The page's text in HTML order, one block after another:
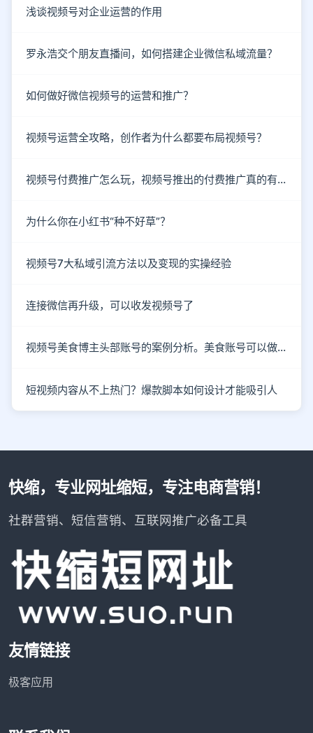
浅谈视频号对企业运营的作用
罗永浩交个朋友直播间，如何搭建企业微信私域流量？
如何做好微信视频号的运营和推广？
视频号运营全攻略，创作者为什么都要布局视频号？
视频号付费推广怎么玩，视频号推出的付费推广真的有效吗？
为什么你在小红书“种不好草”？
视频号7大私域引流方法以及变现的实操经验
连接微信再升级，可以收发视频号了
视频号美食博主头部账号的案例分析。美食账号可以做哪些类型的内容？
短视频内容从不上热门？爆款脚本如何设计才能吸引人
快缩，专业网址缩短，专注电商营销！
社群营销、短信营销、互联网推广必备工具
友情链接
极客应用